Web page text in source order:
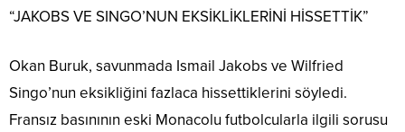
“JAKOBS VE SINGO’NUN EKSİKLİKLERİNİ HİSSETTİK”
Okan Buruk, savunmada Ismail Jakobs ve Wilfried
Singo’nun eksikliğini fazlaca hissettiklerini söyledi.
Fransız basınının eski Monacolu futbolcularla ilgili sorusu